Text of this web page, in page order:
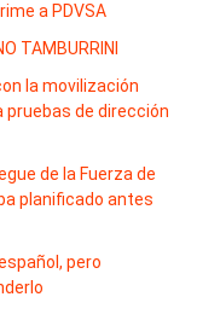
a PDVSA
TAMBURRINI
la movilización
pruebas de dirección
de la Fuerza de
planificado antes
pero